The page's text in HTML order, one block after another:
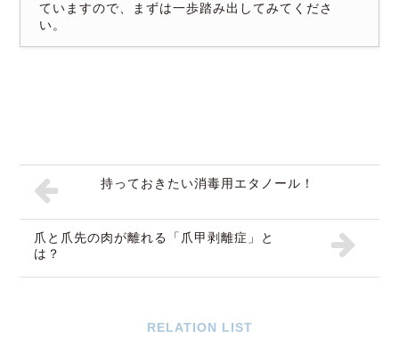
ていますので、まずは一歩踏み出してみてくださ
い。
持っておきたい消毒用エタノール！
爪と爪先の肉が離れる「爪甲剥離症」と
は？
RELATION LIST